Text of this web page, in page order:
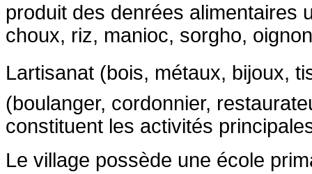
produit des denrées alimentaires
choux, riz, manioc, sorgho,
Lartisanat (bois, métaux, bijoux,
(boulanger, cordonnier,
constituent les activités
Le village possède une école